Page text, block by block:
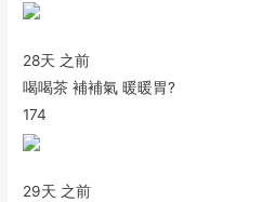
28天 之前
喝喝茶 補補氣 暖暖胃?
174
29天 之前